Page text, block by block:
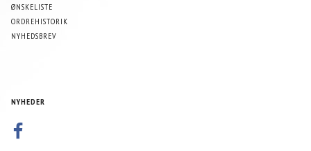
ØNSKELISTE
ORDREHISTORIK
NYHEDSBREV
NYHEDER